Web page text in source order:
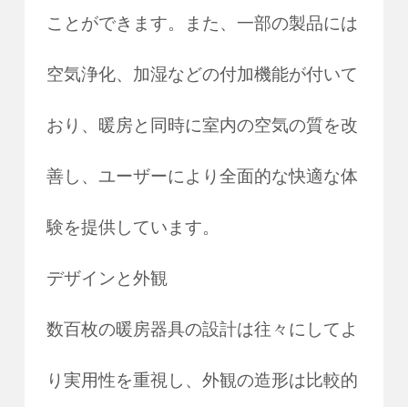
ことができます。また、一部の製品には
空気浄化、加湿などの付加機能が付いて
おり、暖房と同時に室内の空気の質を改
善し、ユーザーにより全面的な快適な体
験を提供しています。
デザインと外観
数百枚の暖房器具の設計は往々にしてよ
り実用性を重視し、外観の造形は比較的